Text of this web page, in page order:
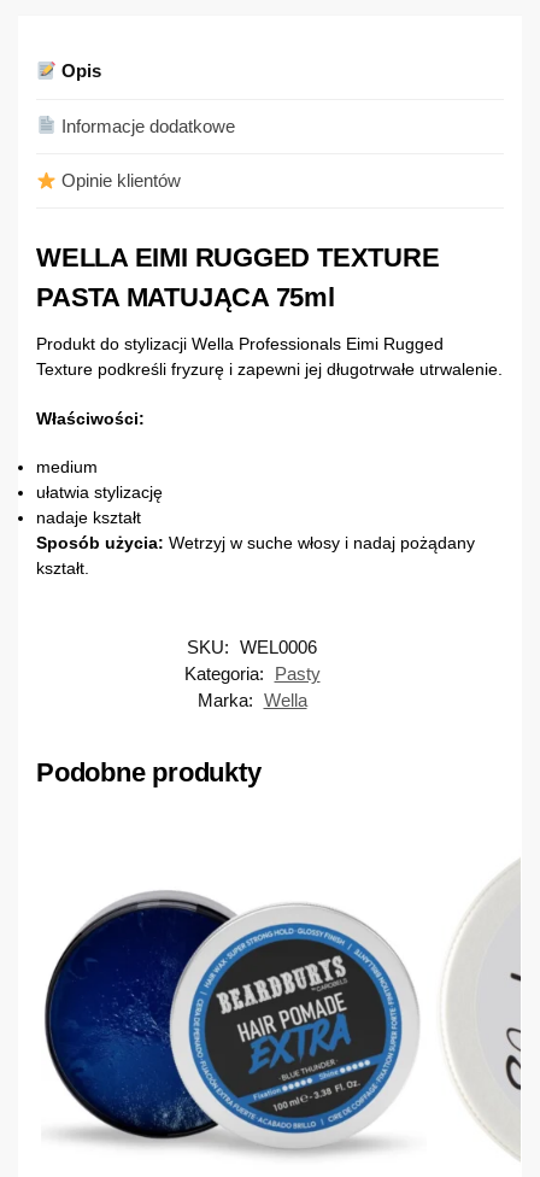
Opis
Informacje dodatkowe
Opinie klientów
WELLA EIMI RUGGED TEXTURE
PASTA MATUJĄCA 75ml
Produkt do stylizacji Wella Professionals Eimi Rugged
Texture podkreśli fryzurę i zapewni jej długotrwałe utrwalenie.
Właściwości:
medium
ułatwia stylizację
nadaje kształt
Sposób użycia: Wetrzyj w suche włosy i nadaj pożądany
kształt.
SKU: WEL0006
Kategoria:
Pasty
Marka: Wella
Podobne produkty